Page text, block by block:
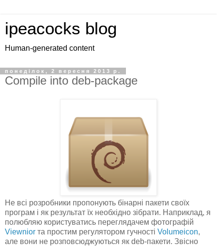
ipeacocks blog
Human-generated content
понеділок, 2 вересня 2013 р.
Compile into deb-package
Не всі розробники пропонують бінарні пакети своїх
програм і як результат їх необхідно зібрати. Наприклад, я
полюбляю користуватись переглядачем фотографій
Viewnior та простим регулятором гучності Volumeicon,
але вони не розповсюджуються як deb-пакети. Звісно